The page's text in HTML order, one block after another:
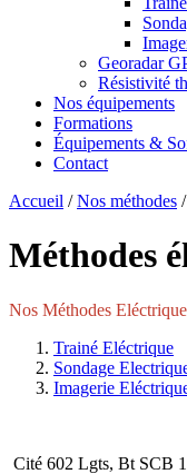
Georadar
Résistivité
Nos équipements
Formations
Équipements &
Contact
Accueil /Nos méthodes /
Méthodes
Nos Méthodes
Trainé Eléctrique
Sondage
Imagerie
Cité 602 Lgts, Bt SCB